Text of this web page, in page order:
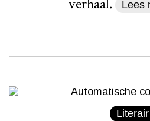
verhaal.
Lees
Literair